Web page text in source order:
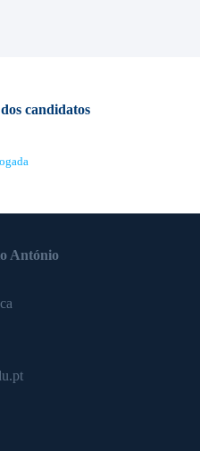
candidatos
António